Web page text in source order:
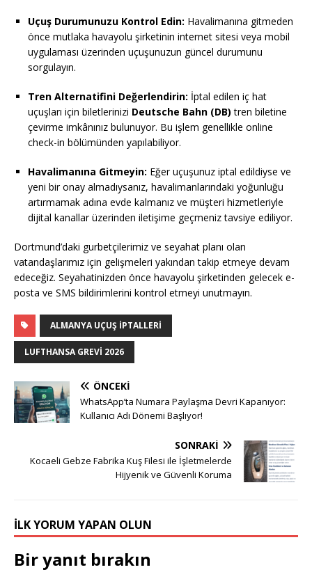
Uçuş Durumunuzu Kontrol Edin: Havalimanına gitmeden
önce mutlaka havayolu şirketinin internet sitesi veya mobil
uygulaması üzerinden uçuşunuzun güncel durumunu
sorgulayın.
Tren Alternatifini Değerlendirin: İptal edilen iç hat
uçuşları için biletlerinizi Deutsche Bahn (DB) tren biletine
çevirme imkânınız bulunuyor. Bu işlem genellikle online
check-in bölümünden yapılabiliyor.
Havalimanına Gitmeyin: Eğer uçuşunuz iptal edildiyse ve
yeni bir onay almadıysanız, havalimanlarındaki yoğunluğu
artırmamak adına evde kalmanız ve müşteri hizmetleriyle
dijital kanallar üzerinden iletişime geçmeniz tavsiye ediliyor.
Dortmund’daki gurbetçilerimiz ve seyahat planı olan
vatandaşlarımız için gelişmeleri yakından takip etmeye devam
edeceğiz. Seyahatinizden önce havayolu şirketinden gelecek e-
posta ve SMS bildirimlerini kontrol etmeyi unutmayın.
ALMANYA UÇUŞ IPTALLERI
LUFTHANSA GREVI 2026
ÖNCEKI
WhatsApp’ta Numara Paylaşma Devri Kapanıyor:
Kullanıcı Adı Dönemi Başlıyor!
SONRAKI
Kocaeli Gebze Fabrika Kuş Filesi ile İşletmelerde
Hijyenik ve Güvenli Koruma
İLK YORUM YAPAN OLUN
Bir yanıt bırakın